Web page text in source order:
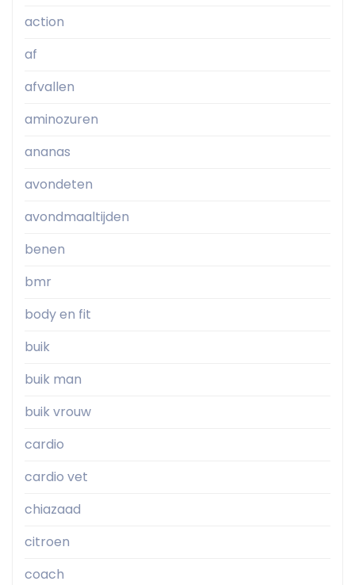
action
af
afvallen
aminozuren
ananas
avondeten
avondmaaltijden
benen
bmr
body en fit
buik
buik man
buik vrouw
cardio
cardio vet
chiazaad
citroen
coach